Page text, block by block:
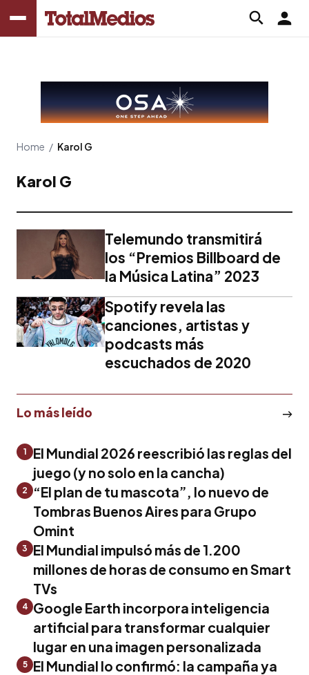
Home / Karol G
Karol G
Telemundo transmitirá
los “Premios Billboard de
la Música Latina” 2023
Spotify revela las
canciones, artistas y
podcasts más
escuchados de 2020
Lo más leído
1
El Mundial 2026 reescribió las reglas del
juego (y no solo en la cancha)
2
“El plan de tu mascota”, lo nuevo de
Tombras Buenos Aires para Grupo
Omint
3
El Mundial impulsó más de 1.200
millones de horas de consumo en Smart
TVs
4 Google Earth incorpora inteligencia
artificial para transformar cualquier
lugar en una imagen personalizada
5
El Mundial lo confirmó: la campaña ya